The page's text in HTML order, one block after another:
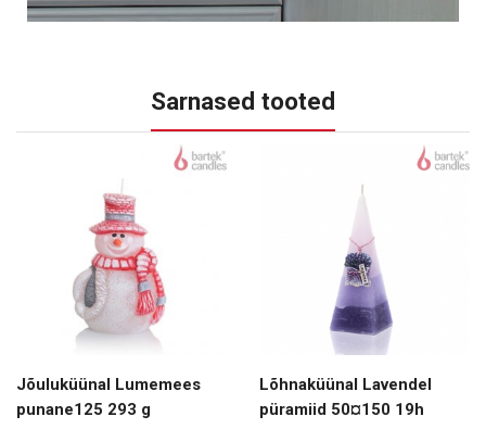
Sarnased tooted
Jõuluküünal Lumemees
punane125 293 g
Lõhnaküünal Lavendel
püramiid 50¤150 19h